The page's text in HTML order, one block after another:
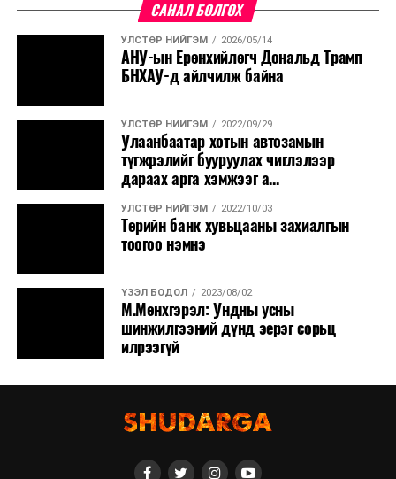
САНАЛ БОЛГОХ
УЛСТӨР НИЙГЭМ 2026/05/14
АНУ-ын Ерөнхийлөгч Дональд Трамп
БНХАУ-д айлчилж байна
УЛСТӨР НИЙГЭМ 2022/09/29
Улаанбаатар хотын автозамын
түгжрэлийг бууруулах чиглэлээр
дараах арга хэмжээг а...
УЛСТӨР НИЙГЭМ 2022/10/03
Төрийн банк хувьцааны захиалгын
тоогоо нэмнэ
ҮЗЭЛ БОДОЛ 2023/08/02
М.Мөнхгэрэл: Ундны усны
шинжилгээний дүнд эерэг сорьц
илрээгүй